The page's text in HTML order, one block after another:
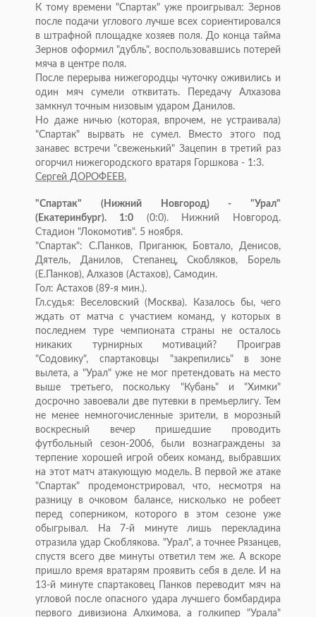
К тому времени "Спартак" уже проигрывал: Зернов
после подачи углового лучше всех сориентировался
в штрафной площадке хозяев поля. До конца тайма
Зернов оформил "дубль", воспользовавшись потерей
мяча в центре поля.
После перерыва нижегородцы чуточку оживились и
один мяч сумели отквитать. Передачу Алхазова
замкнул точным низовым ударом Данилов.
Но даже ничью (которая, впрочем, не устраивала)
"Спартак" вырвать не сумел. Вместо этого под
занавес встречи "свеженький" Зацепин в третий раз
огорчил нижегородского вратаря Горшкова - 1:3.
Сергей ДОРОФЕЕВ.
"Спартак" (Нижний Новгород) - "Урал"
(Екатеринбург). 1:0(0:0). Нижний Новгород.
Стадион "Локомотив". 5 ноября.
"Спартак": С.Панков, Приганюк, Бовтало, Денисов,
Дятель, Данилов, Степанец, Скобляков, Борель
(Е.Панков), Алхазов (Астахов), Самодин.
Гол: Астахов (89-я мин.).
Гл.судья: Веселовский (Москва). Казалось бы, чего
ждать от матча с участием команд, у которых в
последнем туре чемпионата страны не осталось
никаких турнирных мотиваций? Проиграв
"Содовику", спартаковцы "закрепились" в зоне
вылета, а "Урал" уже не мог претендовать на место
выше третьего, поскольку "Кубань" и "Химки"
досрочно завоевали две путевки в премьерлигу. Тем
не менее немногочисленные зрители, в морозный
воскресный вечер пришедшие проводить
футбольный сезон-2006, были вознаграждены за
терпение хорошей игрой обеих команд, выбравших
на этот матч атакующую модель. В первой же атаке
"Спартак" продемонстрировал, что, несмотря на
разницу в очковом балансе, нисколько не робеет
перед соперником, которого в этом сезоне уже
обыгрывал. На 7-й минуте лишь перекладина
отразила удар Скоблякова. "Урал", а точнее Рязанцев,
спустя всего две минуты ответил тем же. А вскоре
пришло время вратарям проявить себя в деле. И на
13-й минуте спартаковец Панков переводит мяч на
угловой после опасного удара лучшего бомбардира
первого дивизиона Алхимова, а голкипер "Урала"